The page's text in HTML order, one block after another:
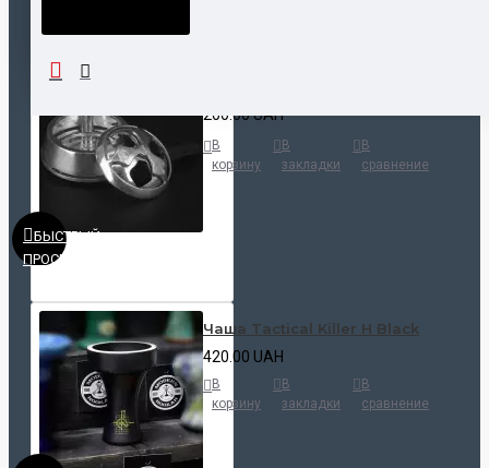
БЫСТРЫЙ
ПРОСМОТР
200.00 UAH
В
корзину
В
закладки
В
сравнение
Чаша Tactical Killer H Black
420.00 UAH
В
корзину
В
закладки
В
сравнение